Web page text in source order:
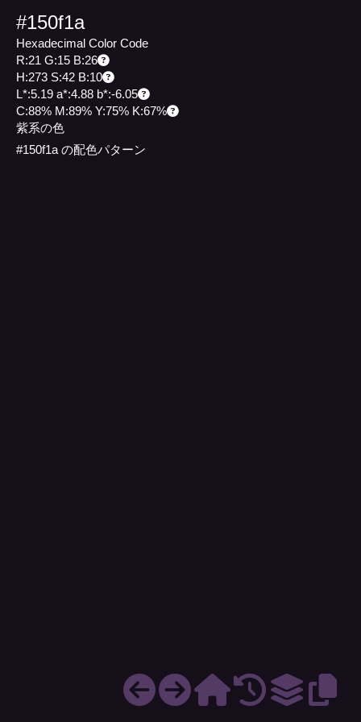
#150f1a
Hexadecimal Color Code
R:21 G:15 B:26
H:273 S:42 B:10
L*:5.19 a*:4.88 b*:-6.05
C:88% M:89% Y:75% K:67%
紫系の色
#150f1a の配色パターン